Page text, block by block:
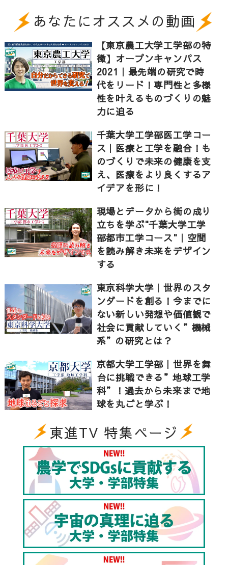
東京農工大学農学部で学ぶ学生は、どんな夢や目標を
持っているのでしょうか？
～東京農工大学 農学部共同獣医学科4年 小林杏子さ
んにインタビュー～
Q：夢や目標はありますか？
A：研究者として獣医師にしかできないような視点で研
究をしていきたいなと考えています。また、それによ
って、人や動物の健康を支えていけるようなことがで
きたらいいなと思っています。
～東京農工大学 農学部学部長 千葉一裕さんにイン
Q：高校生へのメッセージを聞かせていただきたいで
す。
A：農学とはどのような内容なのかと疑問に思われると
思います。しかし、生き物や自然が好きだと思った
います。まずはそのようなきっかけから、農学という
ものに興味を持ってもらえたらいいと思います。
このように東京農工大学農学部では、実践的に学べる
魅力的な環境のもと、卓越したレベルの高い研究力で
世界をリードする人材を育成します。
あなたもぜひ、東京農工大学農学部で学んでみません
か？
▼東京農工大学について
東京農工大学農学部は、東京の真ん中に位置する都市
型の農学部というのが特徴です。近隣に様々な企業が
あり、製薬会社や食品会社とのつながりが大きく、共
同研究もおこなっています。このような実践的に学べ
る環境のもと、卓越した研究力で世界をリードする人
材を育成しています。
あなたにオススメの動画
【東京農工大学工学部の特
徴】オープンキャンパス
2021｜最先端の研究で時
代をリード！専門性と多様
性を叶えるものづくりの魅
力に迫る
千葉大学工学部医工学コー
ス｜医療と工学を融合！も
のづくりで未来の健康を支
え、医療をより良くするア
イデアを形に！
現場とデータから街の成り
立ちを学ぶ"千葉大学工学
部都市工学コース"｜空間
を読み解き未来をデザイン
する
東京科学大学｜世界のスタ
ンダードを創る！今までに
ない新しい発想や価値観で
社会に貢献していく”機械
系”の研究とは？
京都大学工学部｜世界を舞
台に挑戦できる”地球工学
科”！過去から未来まで地
球を丸ごと学ぶ！
東進TV 特集ページ